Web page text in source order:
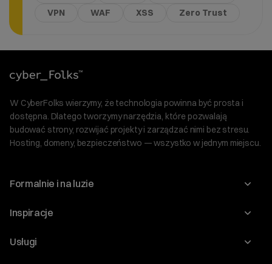
VPN
WAF XSS Zero Trust
W CyberFolks wierzymy, że technologia powinna być prosta i
dostępna. Dlatego tworzymy narzędzia, które pozwalają
budować strony, rozwijać projekty i zarządzać nimi bez stresu.
Hosting, domeny, bezpieczeństwo — wszystko w jednym miejscu.
Formalnie i na luzie
O nas
Program Korzyści dla Inwestorów
Inspiracje
Blog
Usługi